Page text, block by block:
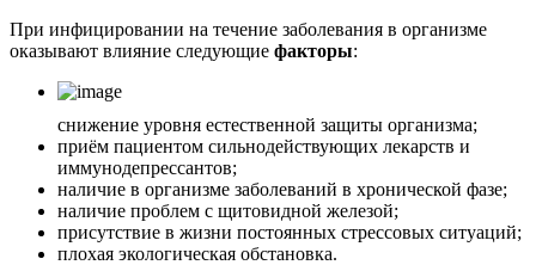
При инфицировании на течение заболевания в организме
оказывают влияние следующие факторы:
снижение уровня естественной защиты организма;
приём пациентом сильнодействующих лекарств и
иммунодепрессантов;
наличие в организме заболеваний в хронической фазе;
наличие проблем с щитовидной железой;
присутствие в жизни постоянных стрессовых ситуаций;
плохая экологическая обстановка.